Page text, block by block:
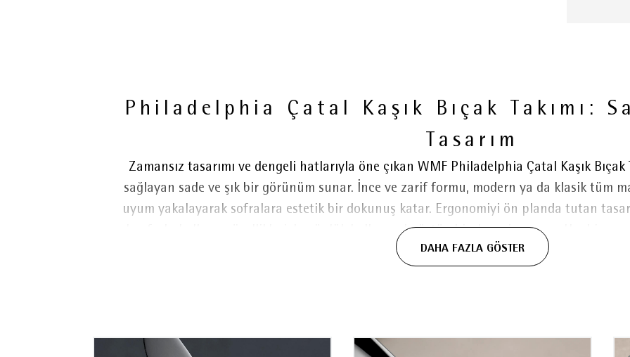
Philadelphia Çatal Kaşık Bıçak Takımı:
Tasarım
Zamansız tasarımı ve dengeli hatlarıyla öne çıkan WMF Philadelphia Çatal Kaşık
sağlayan sade ve şık bir görünüm sunar. İnce ve zarif formu, modern ya da klasik tüm
uyum yakalayarak sofralara estetik bir dokunuş katar. Ergonomiyi ön planda tutan
konforlu kullanım özellikleriyle günlük kullanımda üstün bir deneyim sunar. Her bir
uzun yıllara dayanan üretim tecrübesini yansıtan yüksek işçilik kalitesiyle
keskinliğini korur ve üstün kesme performansı sunar. Bulaşık makinesinde yıkanabilen
DAHA FAZLA GÖSTER